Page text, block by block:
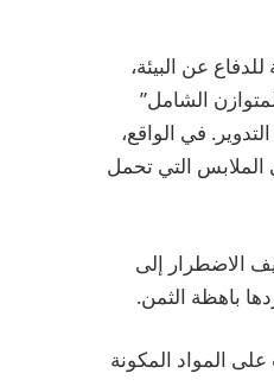
عن البيئة،
تدويره المتوازن الشامل”
في الواقع،
الملابس التي تحمل
الاضطرار إلى
باهظة الثمن.
المواد المكونة